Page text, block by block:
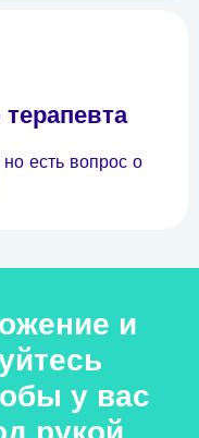
есть вопрос о
и
у вас